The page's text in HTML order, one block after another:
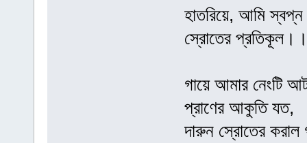
হাতরিয়ে, আমি স্বপ্ন
স্রোতের
গায়ে আমার নেংটি
প্রাণের আকুতি যত,
দারুন স্রোতের করাল